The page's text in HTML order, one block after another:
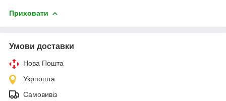
Приховати
Умови доставки
Нова Пошта
Укрпошта
Самовивіз